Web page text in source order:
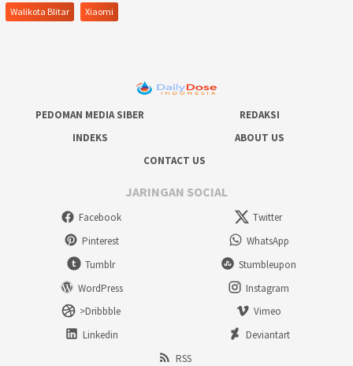
Walikota Blitar Xiaomi
PEDOMAN MEDIA SIBER
REDAKSI
INDEKS
ABOUT US
CONTACT US
JARINGAN SOCIAL
Facebook
Twitter
Pinterest
WhatsApp
Tumblr
Stumbleupon
WordPress
Instagram
>Dribbble
Vimeo
Linkedin
Deviantart
RSS